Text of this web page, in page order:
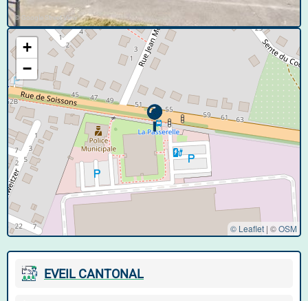
© Google Street View
+
−
© Leaflet | ©OSM
EVEIL CANTONAL